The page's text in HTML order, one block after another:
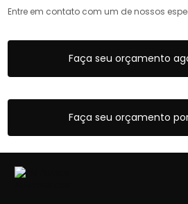
Entre em contato com um de nossos
Faça seu orçamento
Faça seu orçamento